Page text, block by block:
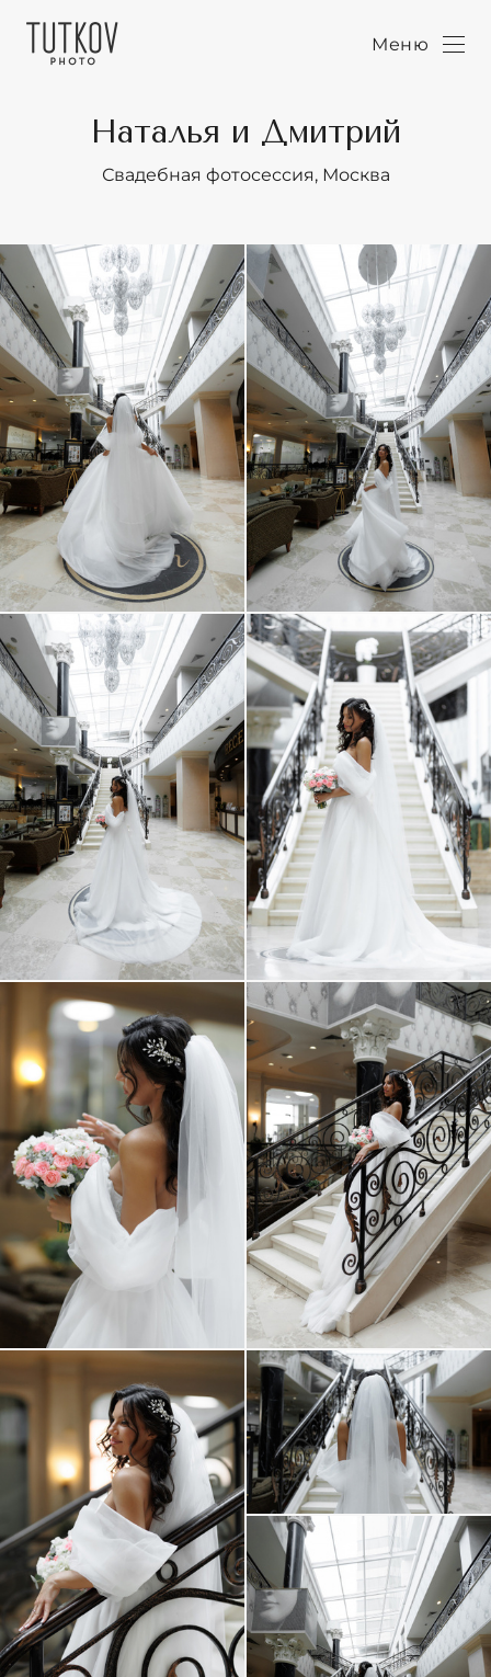
Меню
Наталья и Дмитрий
Свадебная фотосессия, Москва